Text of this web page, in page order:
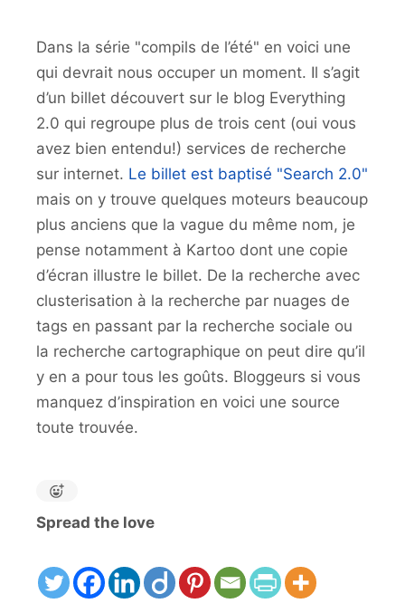
Dans la série "compils de l’été" en voici une
qui devrait nous occuper un moment. Il s’agit
d’un billet découvert sur le blog Everything
2.0 qui regroupe plus de trois cent (oui vous
avez bien entendu!) services de recherche
sur internet. Le billet est baptisé "Search 2.0"
mais on y trouve quelques moteurs beaucoup
plus anciens que la vague du même nom, je
pense notamment à Kartoo dont une copie
d’écran illustre le billet. De la recherche avec
clusterisation à la recherche par nuages de
tags en passant par la recherche sociale ou
la recherche cartographique on peut dire qu’il
y en a pour tous les goûts. Bloggeurs si vous
manquez d’inspiration en voici une source
toute trouvée.
Spread the love